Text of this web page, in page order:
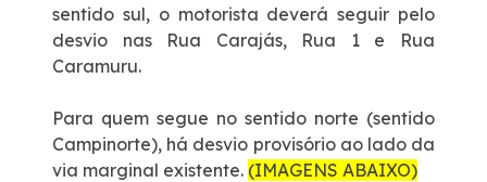
sentido sul, o motorista deverá seguir pelo
desvio nas Rua Carajás, Rua 1 e Rua
Caramuru.
Para quem segue no sentido norte (sentido
Campinorte), há desvio provisório ao lado da
via marginal existente. (IMAGENS ABAIXO)